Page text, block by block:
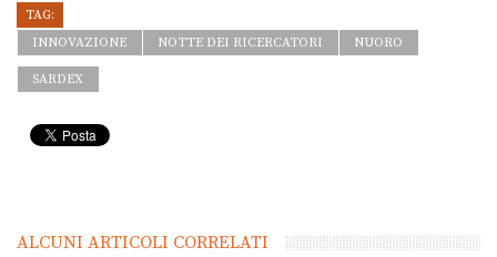
TAG:
INNOVAZIONE
NOTTE DEI RICERCATORI NUORO
SARDEX
ALCUNI ARTICOLI CORRELATI